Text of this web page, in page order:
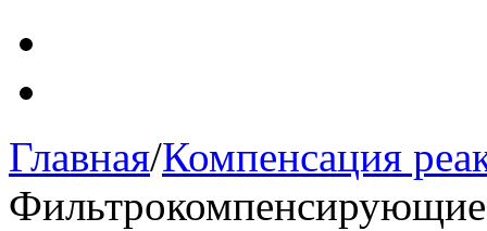
Главная/Компенсация